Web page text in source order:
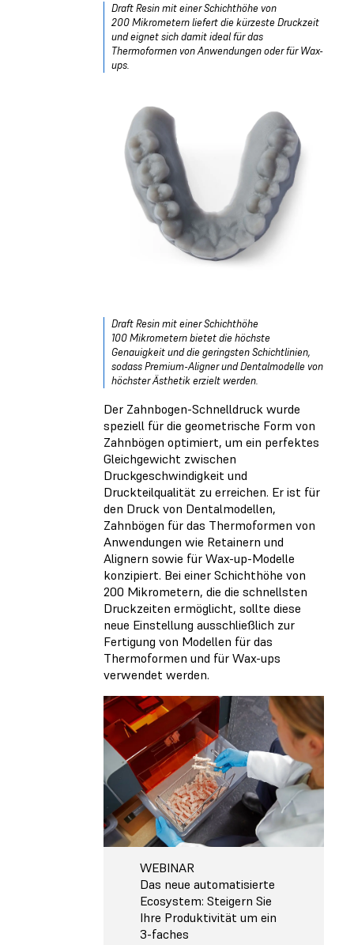
Draft Resin mit einer Schichthöhe von
200 Mikrometern liefert die kürzeste Druckzeit
und eignet sich damit ideal für das
Thermoformen von Anwendungen oder für Wax-
ups.
Draft Resin mit einer Schichthöhe
100 Mikrometern bietet die höchste
Genauigkeit und die geringsten Schichtlinien,
sodass Premium-Aligner und Dentalmodelle von
höchster Ästhetik erzielt werden.
Der Zahnbogen-Schnelldruck wurde
speziell für die geometrische Form von
Zahnbögen optimiert, um ein perfektes
Gleichgewicht zwischen
Druckgeschwindigkeit und
Druckteilqualität zu erreichen. Er ist für
den Druck von Dentalmodellen,
Zahnbögen für das Thermoformen von
Anwendungen wie Retainern und
Alignern sowie für Wax-up-Modelle
konzipiert. Bei einer Schichthöhe von
200 Mikrometern, die die schnellsten
Druckzeiten ermöglicht, sollte diese
neue Einstellung ausschließlich zur
Fertigung von Modellen für das
Thermoformen und für Wax-ups
verwendet werden.
WEBINAR
Das neue automatisierte
Ecosystem: Steigern Sie
Ihre Produktivität um ein
3-faches